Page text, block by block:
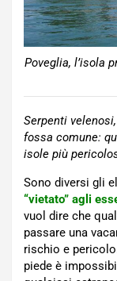
Poveglia, l’isola
Serpenti
fossa comune:
isole più
Sono diversi gli
“vietato” agli
vuol dire che
passare una
rischio e
piede è